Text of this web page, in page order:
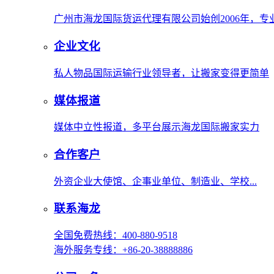
广州市海龙国际货运代理有限公司始创2006年，
企业文化
私人物品国际运输行业领导者，让搬家变得更简单
媒体报道
媒体中立性报道，多平台展示海龙国际搬家实力
合作客户
外资企业大使馆、企事业单位、制造业、学校...
联系海龙
全国免费热线：400-880-9518
海外服务专线：+86-20-38888886